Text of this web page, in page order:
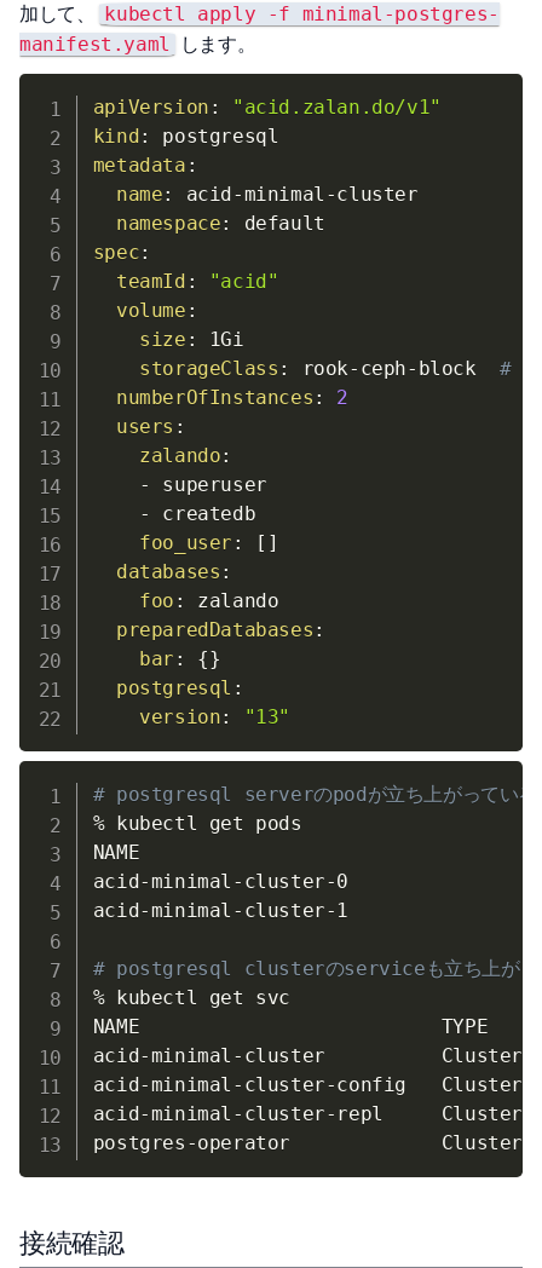
加して、
kubectl apply -f minimal-postgres-
manifest.yaml
します。
apiVersion :
"acid.zalan.do/v1"
kind :
metadata :
name: acid -minimal -cluster
namespace:
spec:
teamId :
"acid"
volume :
size :
1Gi
storageClass : rook- ceph- block # こ
numberOfInstances :
2
users :
zalando:
-
superuser
-
createdb
foo_user : [ ]
databases :
foo :
zalando
preparedDatabases :
bar : {}
postgresql :
version: "13"
# postgresql serverのpodが立ち上がっている
% kubectl get pods
NAME                                 READY
acid-minimal-cluster-0
acid-minimal-cluster-1
# postgresql clusterのserviceも立ち上がって
% kubectl get svc
NAME                          TYPE
acid-minimal-cluster
acid-minimal-cluster-config
acid-minimal-cluster-repl
postgres-operator
接続確認